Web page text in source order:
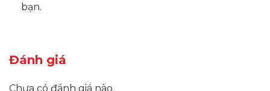
bạn.
Đánh giá
Chưa có đánh giá nào.